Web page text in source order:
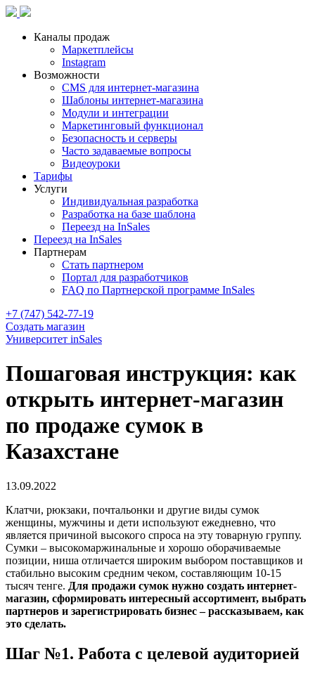
Каналы продаж
Маркетплейсы
Instagram
Возможности
CMS для интернет-магазина
Шаблоны интернет-магазина
Модули и интеграции
Маркетинговый функционал
Безопасность и серверы
Часто задаваемые вопросы
Видеоуроки
Тарифы
Услуги
Индивидуальная разработка
Разработка на базе шаблона
Переезд на InSales
Переезд на InSales
Партнерам
Стать партнером
Портал для разработчиков
FAQ по Партнерской программе InSales
+7 (747) 542-77-19
Создать магазин
Университет inSales
Пошаговая инструкция: как
открыть интернет-магазин
по продаже сумок в
Казахстане
13.09.2022
Клатчи, рюкзаки, почтальонки и другие виды сумок
женщины, мужчины и дети используют ежедневно, что
является причиной высокого спроса на эту товарную группу.
Сумки – высокомаржинальные и хорошо оборачиваемые
позиции, ниша отличается широким выбором поставщиков и
стабильно высоким средним чеком, составляющим 10-15
тысяч тенге. Для продажи сумок нужно создать интернет-
магазин, сформировать интересный ассортимент, выбрать
партнеров и зарегистрировать бизнес – рассказываем, как
это сделать.
Шаг №1. Работа с целевой аудиторией